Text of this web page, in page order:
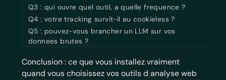
Q3 : qui ouvre quel outil, a quelle frequence ?
Q4 : votre tracking survit-il au cookieless ?
Q5 : pouvez-vous brancher un LLM sur vos
donnees brutes ?
Conclusion : ce que vous installez vraiment
quand vous choisissez vos outils d analyse web